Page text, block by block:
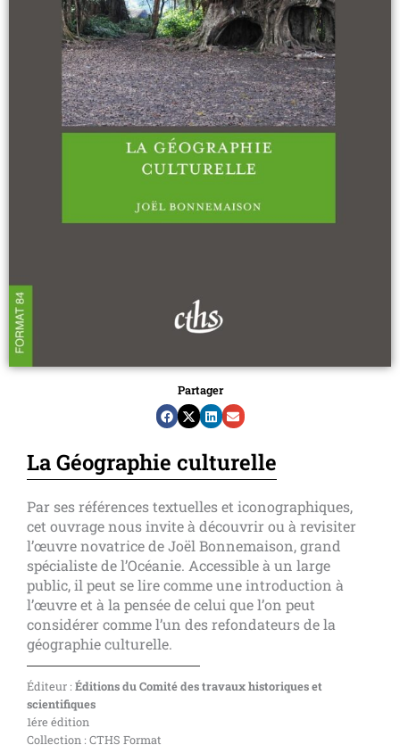
Partager
La Géographie culturelle
Par ses références textuelles et iconographiques,
cet ouvrage nous invite à découvrir ou à revisiter
l’œuvre novatrice de Joël Bonnemaison, grand
spécialiste de l’Océanie. Accessible à un large
public, il peut se lire comme une introduction à
l’œuvre et à la pensée de celui que l’on peut
considérer comme l’un des refondateurs de la
géographie culturelle.
Éditeur : Éditions du Comité des travaux historiques et
scientifiques
1ére édition
Collection : CTHS Format